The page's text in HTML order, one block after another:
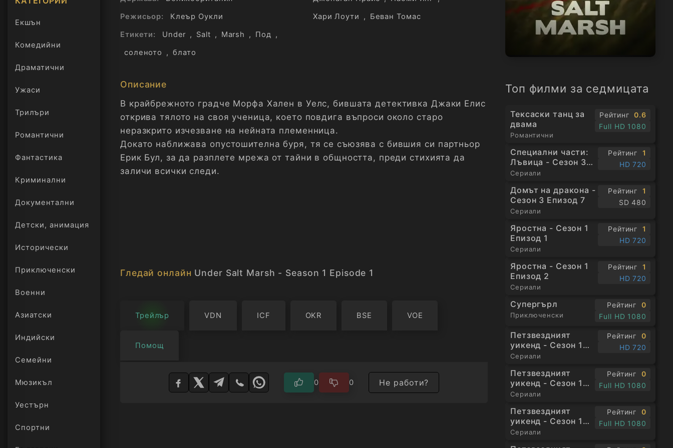
Екшън
Комедийни
Драматични
Ужаси
Трилъри
онлайн
Романтични
Фантастика
Криминални
Документални
Детски, анимация
Исторически
Приключенски
Военни
Азиатски
Индийски
Семейни
Мюзикъл
Уестърн
Спортни
Топ филми за седмицата
Тексаски танц за
двама
Романтични
Рейтинг
0.6
Full HD 1080
Специални части:
Лъвица - Сезон 3
Епизод 1
Сериали
Рейтинг
1
HD 720
Домът на дракона -
Сезон 3 Епизод 7
Сериали
Рейтинг
1
SD 480
Яростна - Сезон 1
Епизод 1
Сериали
Рейтинг
1
HD 720
Яростна - Сезон 1
Епизод 2
Сериали
Рейтинг
1
HD 720
Супергърл
Приключенски
Рейтинг
0
Full HD 1080
Петзвездният
уикенд - Сезон 1
Епизод 1
Сериали
Рейтинг
0
HD 720
Петзвездният
уикенд - Сезон 1
Епизод 2
Сериали
Рейтинг
0
Full HD 1080
Петзвездният
уикенд - Сезон 1
Епизод 3
Сериали
Рейтинг
0
Full HD 1080
Режисьор:
Клеър Оукли
Етикети:
Under , Salt , Marsh , Под ,
соленото
, блато
Хари Лоути
, Беван Томас
Описание
В крайбрежното градче Морфа Хален в Уелс, бившата детективка Джаки Елис
открива тялото на своя ученица, което повдига въпроси около старо
неразкрито изчезване на нейната племенница.
Докато наближава опустошителна буря, тя се съюзява с бившия си партньор
Ерик Бул, за да разплете мрежа от тайни в общността, преди стихията да
заличи всички следи.
Гледай онлайн Under Salt Marsh - Season 1 Episode 1
Трейлър VDN ICF OKR BSE VOE
Помощ
Изберете
0 0 Не работи?